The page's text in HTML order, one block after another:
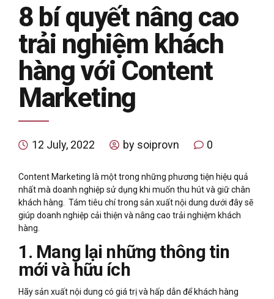
8 bí quyết nâng cao
trải nghiệm khách
hàng với Content
Marketing
12 July, 2022 by soiprovn 0
Content Marketing là một trong những phương tiện hiệu quả
nhất mà doanh nghiệp sử dụng khi muốn thu hút và giữ chân
khách hàng. Tám tiêu chí trong sản xuất nội dung dưới đây sẽ
giúp doanh nghiệp cải thiện và nâng cao trải nghiệm khách
hàng.
1. Mang lại những thông tin
mới và hữu ích
Hãy sản xuất nội dung có giá trị và hấp dẫn để khách hàng